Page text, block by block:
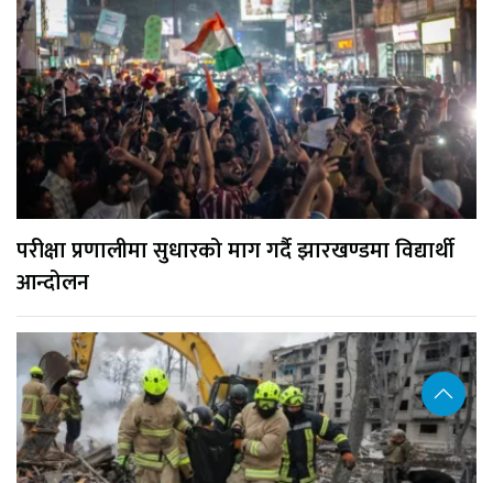
परीक्षा प्रणालीमा सुधारको माग गर्दै झारखण्डमा विद्यार्थी
आन्दोलन